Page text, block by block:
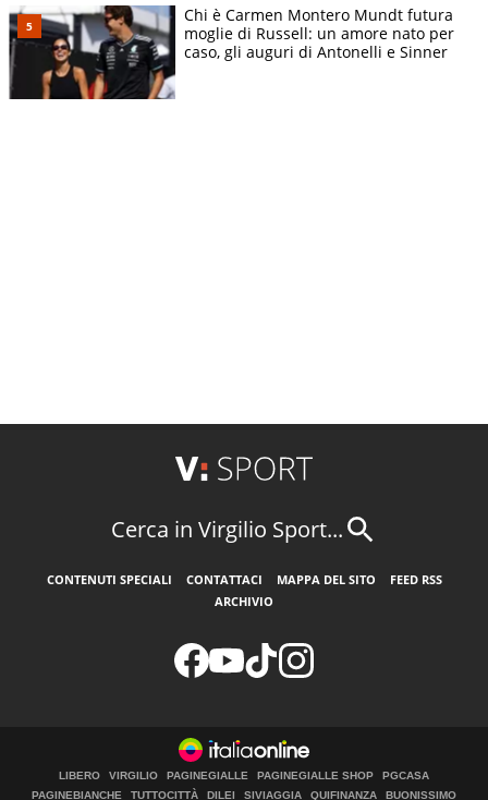
Chi è Carmen Montero Mundt futura
moglie di Russell: un amore nato per
caso, gli auguri di Antonelli e Sinner
Cerca in Virgilio Sport...
CONTENUTI SPECIALI CONTATTACI MAPPA DEL SITO
FEED RSS
ARCHIVIO
LIBERO VIRGILIO PAGINEGIALLE PAGINEGIALLE SHOP
PGCASA
PAGINEBIANCHE
TUTTOCITTÀ DILEI SIVIAGGIA QUIFINANZA BUONISSIMO